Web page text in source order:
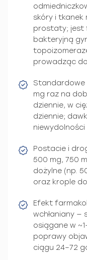
skóry i tkanek
prostaty; jest
bakteryjną
prowadząc
Standardowe
mg raz na
dziennie, w
dziennie;
niewydolności
Postacie i
500 mg, 750
dożylne (np.
oraz krople
Efekt
wchłaniany —
osiągane w
poprawy
ciągu 24–72